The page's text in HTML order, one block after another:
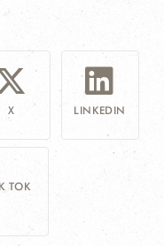
X LINKEDIN
TOK